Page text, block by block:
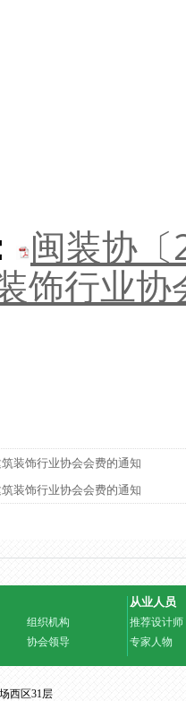
闽装协
饰行业
装饰行业协会会费的通知
装饰行业协会会费的通知
组织机构
协会领导
从业人员
推荐设计师
专家人物
西区31层